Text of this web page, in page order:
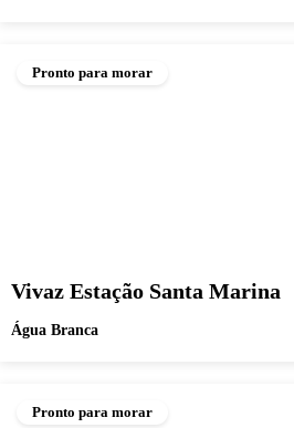
Pronto para morar
Vivaz Estação Santa Marina
Água Branca
Pronto para morar